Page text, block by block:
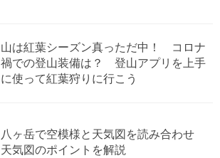
山は紅葉シーズン真っただ中！ コロナ
禍での登山装備は？ 登山アプリを上手
に使って紅葉狩りに行こう
八ヶ岳で空模様と天気図を読み合わせ
天気図のポイントを解説